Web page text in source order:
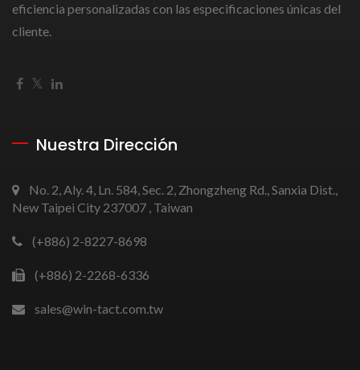
eficiencia personalizadas con las especificaciones únicas del
cliente.
Nuestra Dirección
No. 2, Aly. 4, Ln. 584, Sec. 2, Zhongzheng Rd., Sanxia Dist.,
New Taipei City 237007 , Taiwan
(+886) 2-8227-8698
(+886) 2-2268-6336
sales@win-tact.com.tw